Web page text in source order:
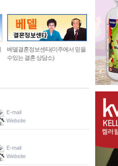
베델결혼정보센타(미주에서 믿을
수있는 결혼 상담소)
E-mail
Website
E-mail
Website